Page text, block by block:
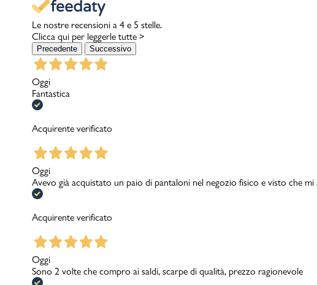
Le nostre recensioni a 4 e 5 stelle.
Clicca qui per leggerle tutte >
Precedente Successivo
Oggi
Fantastica
Acquirente verificato
Oggi
Avevo già acquistato un paio di pantaloni nel negozio fisico e visto che
Acquirente verificato
Oggi
Sono 2 volte che compro ai saldi, scarpe di qualità, prezzo ragionevole